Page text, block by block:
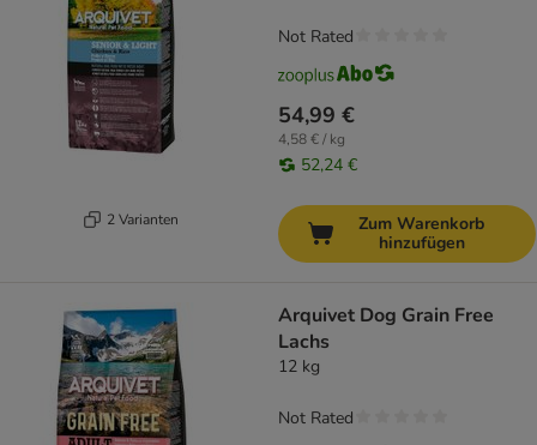
2 Varianten
54,99 €
4,58 € / kg
52,24 €
Not Rated
Zum Warenkorb
hinzufügen
Arquivet Dog Grain Free
Lachs
12 kg
Not Rated